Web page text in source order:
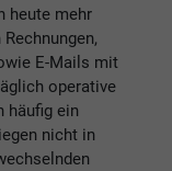
heute mehr
E-Mails mit
operative
häufig ein
nicht in